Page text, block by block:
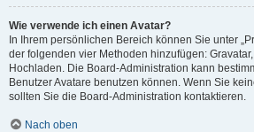
Wie verwende ich einen Avatar?
In Ihrem persönlichen Bereich können Sie unter
der folgenden vier Methoden hinzufügen:
Hochladen. Die Board-Administration kann
Benutzer Avatare benutzen können. Wenn Sie
sollten Sie die Board-Administration kontaktieren.
Nach oben